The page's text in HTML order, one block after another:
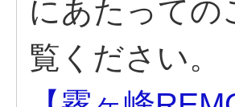
にあたっての
覧ください。